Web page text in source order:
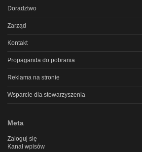
Doradztwo
Zarząd
Kontakt
Propaganda do pobrania
Reklama na stronie
Wsparcie dla stowarzyszenia
Meta
Zaloguj się
Kanał wpisów